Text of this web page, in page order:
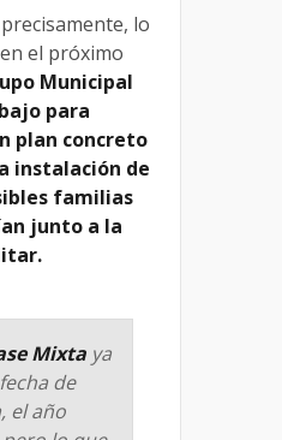
lo
el próximo
Municipal
para
plan concreto
instalación de
familias
junto a la
Mixta ya
de
el año